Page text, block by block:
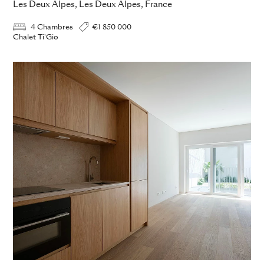
Les Deux Alpes, Les Deux Alpes, France
4 Chambres
€1 850 000
Chalet Ti'Gio